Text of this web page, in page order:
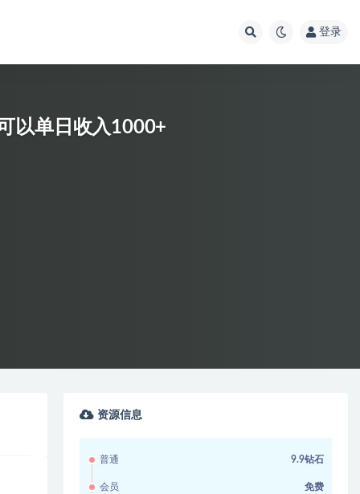
登录
以单日收入1000+
资源信息
普通 9.9钻石
会员 免费